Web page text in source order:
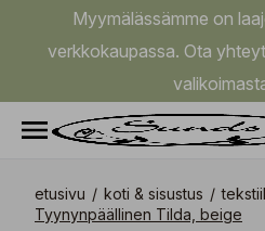
Myymälässämme on
verkkokaupassa. Ota
etusivu / koti & sisustus /
Tyynynpäällinen Tilda, beige